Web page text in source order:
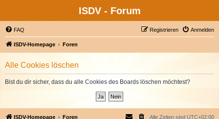
ISDV - Forum
FAQ Anmelden
Registrieren
ISDV-Homepage Foren
Alle Cookies löschen
Bist du dir sicher, dass du alle Cookies des Boards löschen möchtest?
ISDV-Homepage Foren Alle Zeiten sind UTC+02:00